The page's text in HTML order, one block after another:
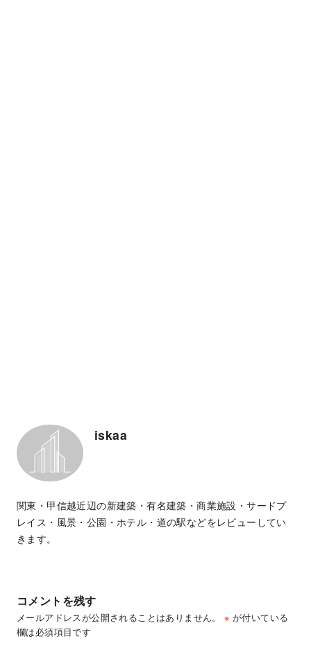
iskaa
関東・甲信越近辺の新建築・有名建築・商業施設・サードプ
レイス・風景・公園・ホテル・道の駅などをレビューしてい
きます。
コメントを残す
メールアドレスが公開されることはありません。 ※ が付いている
欄は必須項目です